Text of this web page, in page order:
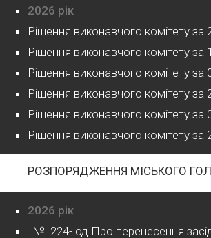
2026 рік
Рішення виконавчого комітету за
Рішення виконавчого комітету за
Рішення виконавчого комітету за
Рішення виконавчого комітету за
Рішення виконавчого комітету за
Рішення виконавчого комітету за
РОЗПОРЯДЖЕННЯ МІСЬКОГО
2026 рік
№ 224- од Про перенесення